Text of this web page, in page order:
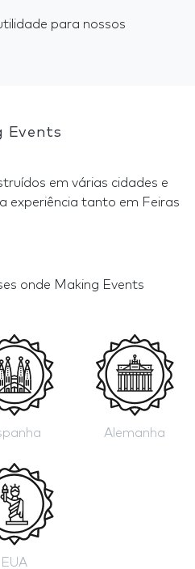
para nossos
Events
em várias cidades e
experiência tanto em Feiras
onde Making Events
Alemanha
EUA